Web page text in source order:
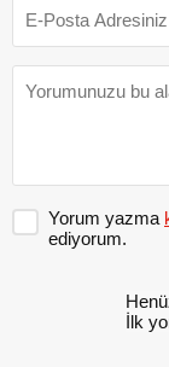
Yorum yazma
ediyorum.
İlk